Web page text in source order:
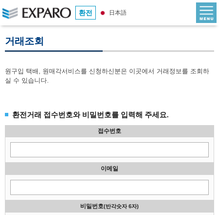
환전 日本語
거래조회
원구입 택배, 원매각서비스를 신청하신분은 이곳에서 거래정보를 조회하
실 수 있습니다.
환전거래 접수번호와 비밀번호를 입력해 주세요.
접수번호
이메일
비밀번호(반각숫자 6자)